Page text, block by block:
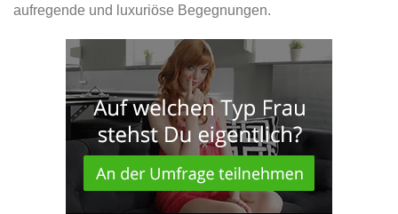
aufregende und luxuriöse Begegnungen.